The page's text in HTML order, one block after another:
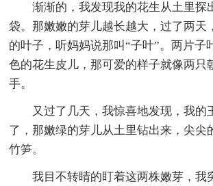
渐渐的，我发现我的花生从土里探
袋。那嫩嫩的芽儿越长越大，过了两天
的叶子，听妈妈说那叫“子叶”。两片子
色的花生皮儿，那可爱的样子就像两只
手。
又过了几天，我惊喜地发现，我的
了，那嫩绿的芽儿从土里钻出来，尖尖
竹笋。
我目不转睛的盯着这两株嫩芽，我